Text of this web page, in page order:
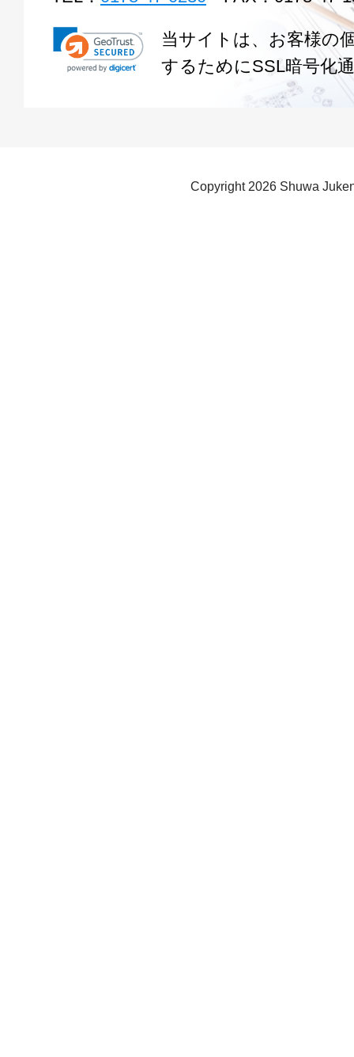
当サイトは、お客様の
するためにSSL暗号化
Copyright 2026 Shuwa